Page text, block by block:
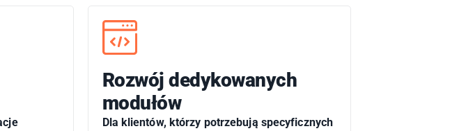
Rozwój dedykowanych
modułów
Dla klientów, którzy potrzebują specyficznych